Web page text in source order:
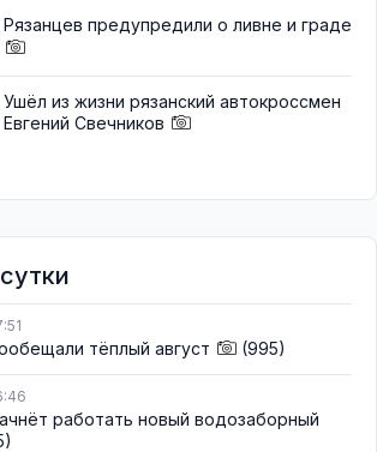
Рязанцев предупредили о ливне и граде
Ушёл из жизни рязанский автокроссмен
Евгений Свечников
тёплый август (995)
работать новый водозаборный